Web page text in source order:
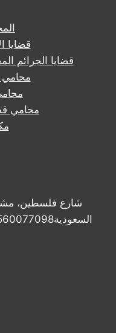
قضايا
قضايا الجرائم
محامي
محامي
السعودية0560077098 almoayad.law@gmail.com